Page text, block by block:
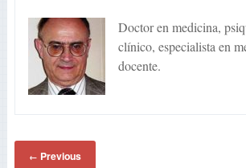
Doctor en medicina,
clínico, especialista en
docente.
← Previous